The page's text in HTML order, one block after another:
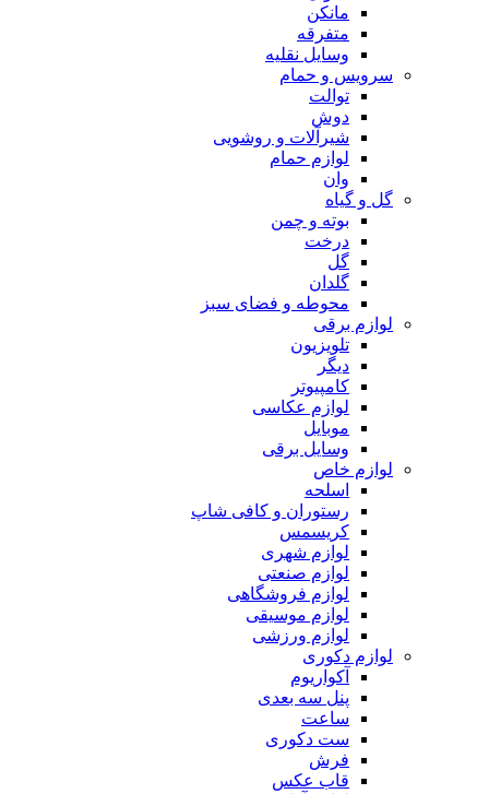
مانکن
متفرقه
وسایل نقلیه
سرویس و حمام
توالت
دوش
شیرآلات و روشویی
لوازم حمام
وان
گل و گیاه
بوته و چمن
درخت
گل
گلدان
محوطه و فضای سبز
لوازم برقی
تلویزیون
دیگر
کامپیوتر
لوازم عکاسی
موبایل
وسایل برقی
لوازم خاص
اسلحه
رستوران و کافی شاپ
کریسمس
لوازم شهری
لوازم صنعتی
لوازم فروشگاهی
لوازم موسیقی
لوازم ورزشی
لوازم دکوری
آکواریوم
پنل سه بعدی
ساعت
ست دکوری
فرش
قاب عکس